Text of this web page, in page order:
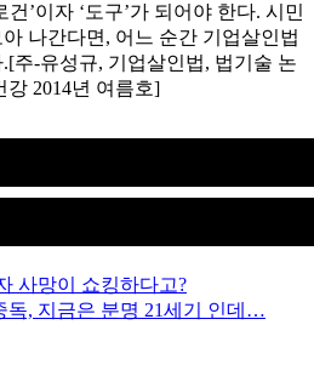
건 ’이자 ‘도구’가 되어야 한다. 시민
나간다면 , 어느 순간 기업살인법
.[주-유성규, 기업살인법, 법기술 논
강 2014년 여름호]
사망이 쇼킹하다고?
독, 지금은 분명 21세기 인데…